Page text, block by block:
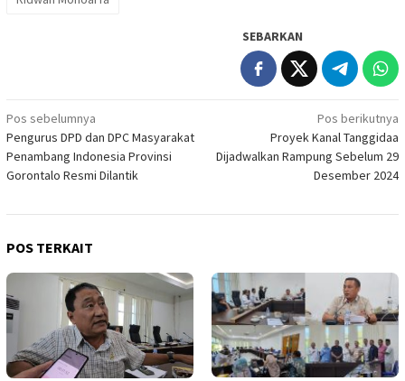
SEBARKAN
Navigasi
pos
Pos sebelumnya
Pengurus DPD dan DPC Masyarakat
Penambang Indonesia Provinsi
Gorontalo Resmi Dilantik
Pos berikutnya
Proyek Kanal Tanggidaa
Dijadwalkan Rampung Sebelum 29
Desember 2024
POS TERKAIT